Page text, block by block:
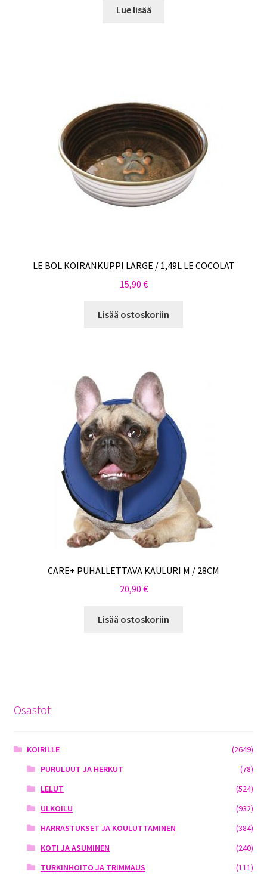
Lue lisää
LE BOL KOIRANKUPPI LARGE / 1,49L LE COCOLAT
15,90 €
Lisää ostoskoriin
CARE+ PUHALLETTAVA KAULURI M / 28CM
20,90 €
Lisää ostoskoriin
Osastot
KOIRILLE
(2649)
PURULUUT JA HERKUT
(78)
LELUT
(524)
ULKOILU
(932)
HARRASTUKSET JA KOULUTTAMINEN
(384)
KOTI JA ASUMINEN
(240)
TURKINHOITO JA TRIMMAUS
(111)